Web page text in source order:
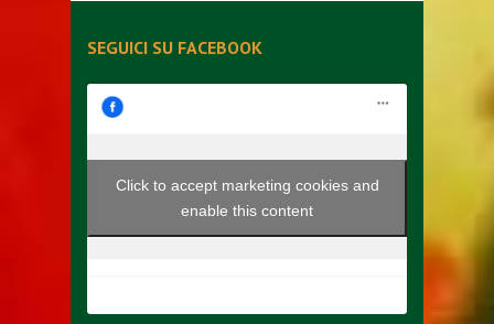
SEGUICI SU FACEBOOK
Click to accept marketing cookies and
enable this content